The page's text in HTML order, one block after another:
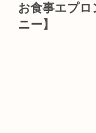
お食事エプ
ニー】